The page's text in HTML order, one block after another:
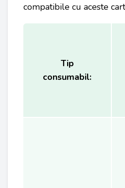
compatibile cu aceste
Tip
consumabil: